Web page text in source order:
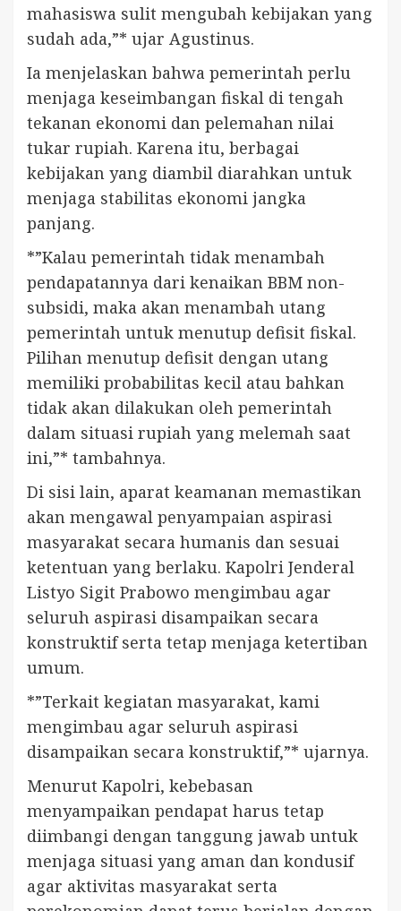
mahasiswa sulit mengubah kebijakan yang
sudah ada,”* ujar Agustinus.
Ia menjelaskan bahwa pemerintah perlu
menjaga keseimbangan fiskal di tengah
tekanan ekonomi dan pelemahan nilai
tukar rupiah. Karena itu, berbagai
kebijakan yang diambil diarahkan untuk
menjaga stabilitas ekonomi jangka
panjang.
*”Kalau pemerintah tidak menambah
pendapatannya dari kenaikan BBM non-
subsidi, maka akan menambah utang
pemerintah untuk menutup defisit fiskal.
Pilihan menutup defisit dengan utang
memiliki probabilitas kecil atau bahkan
tidak akan dilakukan oleh pemerintah
dalam situasi rupiah yang melemah saat
ini,”* tambahnya.
Di sisi lain, aparat keamanan memastikan
akan mengawal penyampaian aspirasi
masyarakat secara humanis dan sesuai
ketentuan yang berlaku. Kapolri Jenderal
Listyo Sigit Prabowo mengimbau agar
seluruh aspirasi disampaikan secara
konstruktif serta tetap menjaga ketertiban
umum.
*”Terkait kegiatan masyarakat, kami
mengimbau agar seluruh aspirasi
disampaikan secara konstruktif,”* ujarnya.
Menurut Kapolri, kebebasan
menyampaikan pendapat harus tetap
diimbangi dengan tanggung jawab untuk
menjaga situasi yang aman dan kondusif
agar aktivitas masyarakat serta